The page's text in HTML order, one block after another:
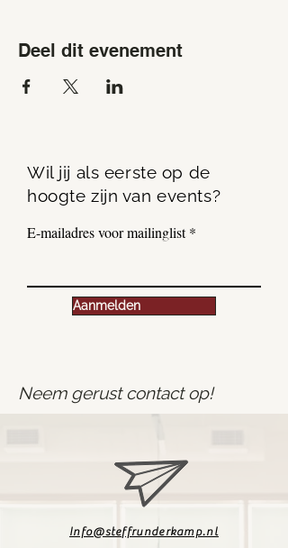
Deel dit evenement
Wil jij als eerste op de
hoogte zijn van events?
E-mailadres voor mailinglist
Aanmelden
Neem gerust contact op!
Info@steffrunderkamp.nl